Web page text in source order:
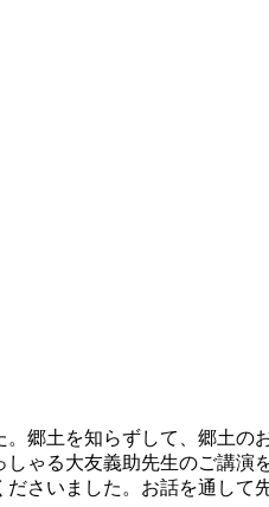
郷土を知らずして、郷土
ゃる大友義助先生のご講演
さいました。お話を通し